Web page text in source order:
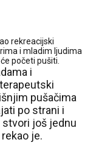
rekreacijski
i mladim ljudima
početi pušiti.
i
pušačima
po strani i
još jednu
je.